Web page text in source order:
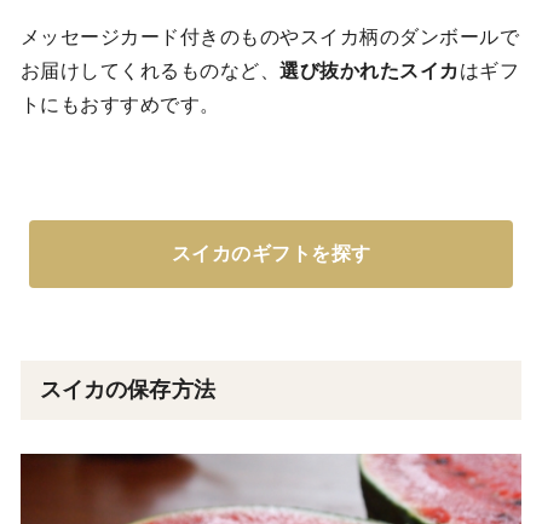
メッセージカード付きのものやスイカ柄のダンボールで
お届けしてくれるものなど、選び抜かれたスイカ はギフ
トにもおすすめです。
スイカのギフトを探す
スイカの保存方法